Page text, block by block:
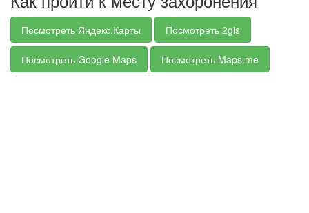
Посмотреть Яндекс.Карты Посмотреть 2gis
Посмотреть Google Maps Посмотреть Maps.me